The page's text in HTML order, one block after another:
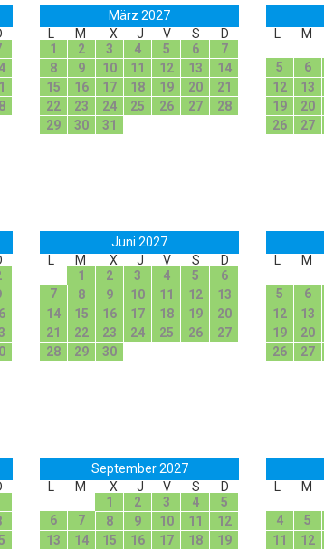
März 2027
M X J V S
D
1
2 3 4 5 6
7
8
9 10 11 12 13
14
15
16 17 18 19 20
21
22
23 24 25 26 27
28
29
30 31
M
5
6
12
13
19
20
26
27
Juni 2027
M X J V S
D
1
2 3 4 5
6
7
8 9 10 11 12
13
14
15 16 17 18 19
20
21
22 23 24 25 26
27
28
29 30
M
5
6
12
13
19
20
26
27
September 2027
M X J V S
D
1
2 3 4
5
6
7 8 9 10 11
12
13
14 15 16 17 18
19
M
4
5
11
12